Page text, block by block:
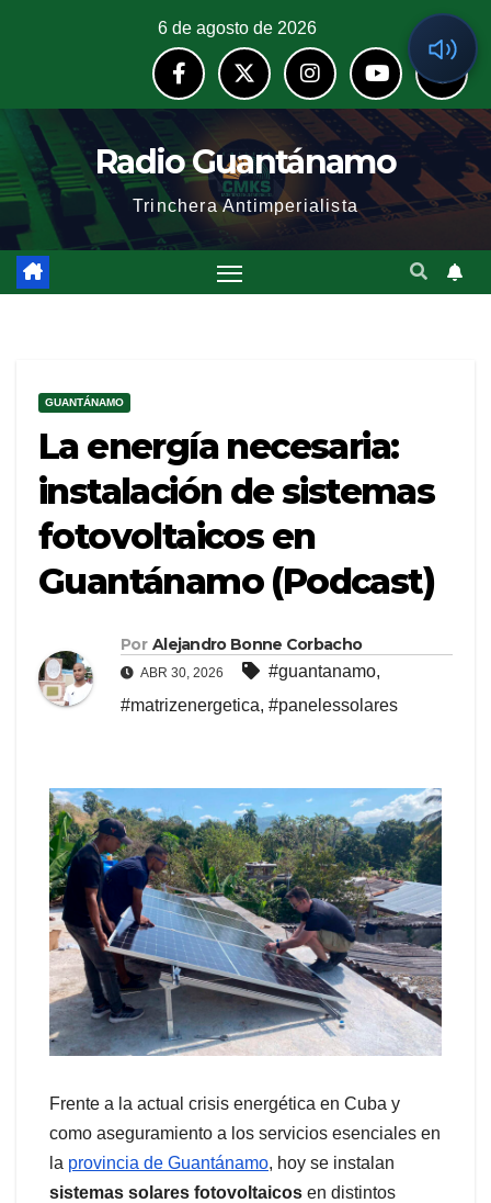
6 de agosto de 2026
Radio Guantánamo
Trinchera Antimperialista
GUANTÁNAMO
La energía necesaria:
instalación de sistemas
fotovoltaicos en
Guantánamo (Podcast)
Por Alejandro Bonne Corbacho
ABR 30, 2026 #guantanamo,
#matrizenergetica, #panelessolares
Frente a la actual crisis energética en Cuba y
como aseguramiento a los servicios esenciales en
la provincia de Guantánamo, hoy se instalan
sistemas solares fotovoltaicos en distintos